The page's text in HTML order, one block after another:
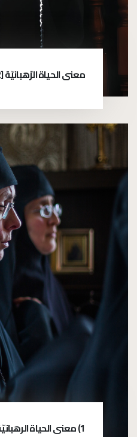
معنى الحياة الرّهبانيّة [2]:
1) معنى الحياة الرهبانيّة